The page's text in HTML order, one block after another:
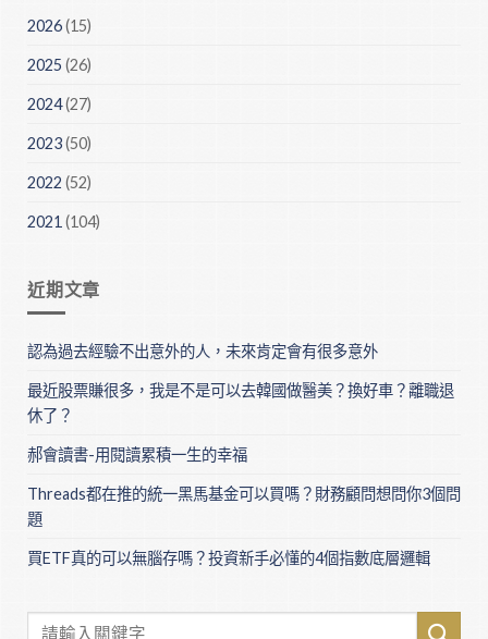
2026(15)
2025 (26)
2024(27)
2023(50)
2022 (52)
2021 (104)
近期文章
認為過去經驗不出意外的人，未來肯定會有很多意外
最近股票賺很多，我是不是可以去韓國做醫美？換好車？離職退
休了？
郝會讀書-用閱讀累積一生的幸福
Threads都在推的統一黑馬基金可以買嗎？財務顧問想問你3個問
題
買ETF真的可以無腦存嗎？投資新手必懂的4個指數底層邏輯